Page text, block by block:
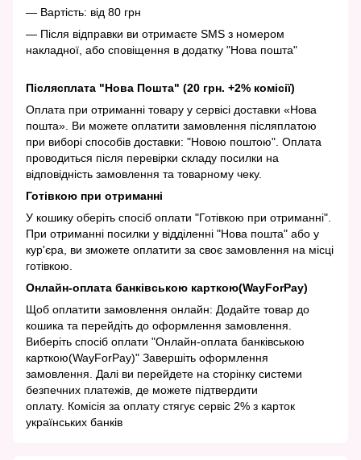
— Вартість: від 80 грн
— Після відправки ви отримаєте SMS з номером
накладної, або сповіщення в додатку "Нова пошта"
Післясплата "Нова Пошта" (20 грн. +2% комісії)
Оплата при отриманні товару у сервісі доставки «Нова
пошта». Ви можете оплатити замовлення післяплатою
при виборі способів доставки: "Новою поштою". Оплата
проводиться після перевірки складу посилки на
відповідність замовлення та товарному чеку.
Готівкою при отриманні
У кошику оберіть спосіб оплати "Готівкою при отриманні".
При отриманні посилки у відділенні "Нова пошта" або у
кур'єра, ви зможете оплатити за своє замовлення на місці
готівкою.
Онлайн-оплата банківською карткою(WayForPay)
Щоб оплатити замовлення онлайн: Додайте товар до
кошика та перейдіть до оформлення замовлення.
Виберіть спосіб оплати "Онлайн-оплата банківською
карткою(WayForPay)" Завершіть оформлення
замовлення. Далі ви перейдете на сторінку системи
безпечних платежів, де можете підтвердити
оплату. Комісія за оплату стягує сервіс 2% з карток
українських банків